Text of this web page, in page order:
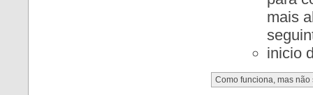
mais
inicio
Como funciona, mas não